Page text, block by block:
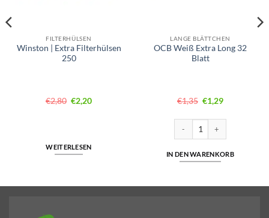
FILTERHÜLSEN
Winston | Extra Filterhülsen
250
€2,80 Ursprünglicher
Preis
€2,20Aktueller
WEITERLESEN
LANGE BLÄTTCHEN
OCB Weiß Extra Long 32
Blatt
€1,35 Ursprünglicher
Preis
€1,29Aktueller
OCB Weiß Extra Long 32
IN DEN WARENKORB